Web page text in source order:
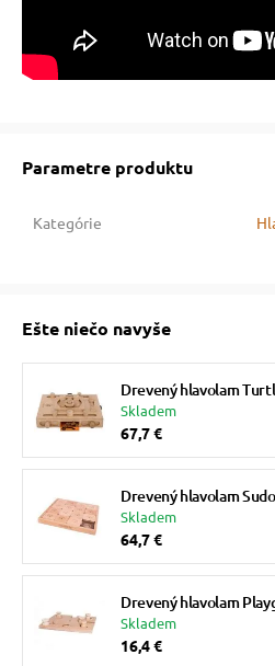
Parametre produktu
Kategórie
Ešte niečo navyše
Drevený hlavolam
Skladem
67,7 €
Drevený hlavolam
Skladem
64,7 €
Drevený hlavolam
Skladem
16,4 €